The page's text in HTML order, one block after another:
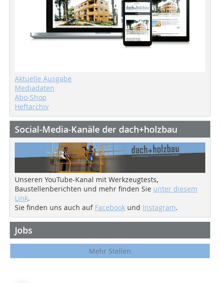
Aktuelle Ausgabe
Mediadaten
Abo-Shop
Heftarchiv
Social-Media-Kanäle der dach+holzbau
Unseren YouTube-Kanal mit Werkzeugtests,
Baustellenberichten und mehr finden Sie unter diesem
Link.
Sie finden uns auch auf Facebook und Instagram.
Jobs
Mehr Stellen